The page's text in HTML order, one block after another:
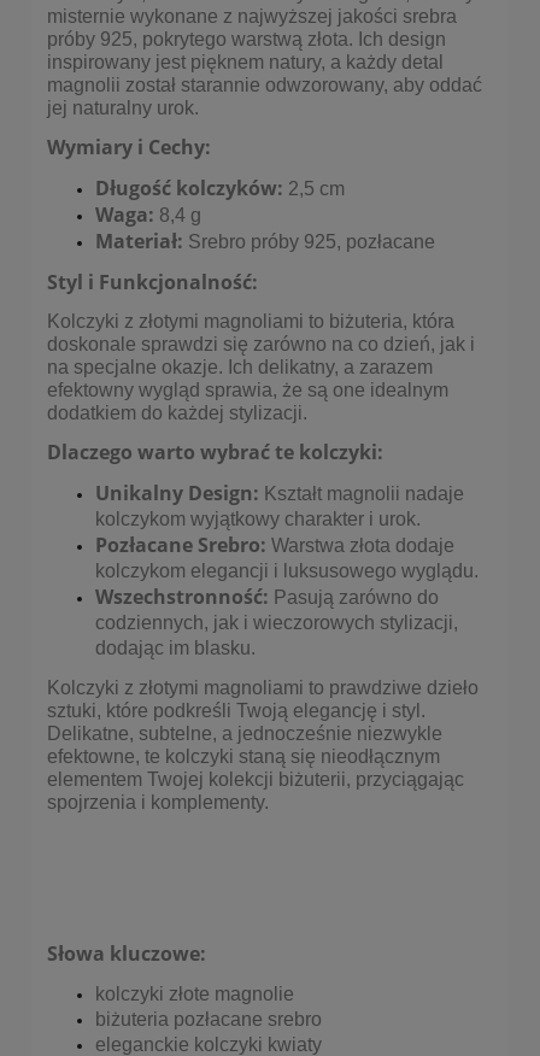
misternie wykonane z najwyższej jakości srebra
próby 925, pokrytego warstwą złota. Ich design
inspirowany jest pięknem natury, a każdy detal
magnolii został starannie odwzorowany, aby oddać
jej naturalny urok.
Wymiary i Cechy:
Długość kolczyków: 2,5 cm
Waga: 8,4 g
Materiał: Srebro próby 925, pozłacane
Styl i Funkcjonalność:
Kolczyki z złotymi magnoliami to biżuteria, która
doskonale sprawdzi się zarówno na co dzień, jak i
na specjalne okazje. Ich delikatny, a zarazem
efektowny wygląd sprawia, że są one idealnym
dodatkiem do każdej stylizacji.
Dlaczego warto wybrać te kolczyki:
Unikalny Design: Kształt magnolii nadaje
kolczykom wyjątkowy charakter i urok.
Pozłacane Srebro: Warstwa złota dodaje
kolczykom elegancji i luksusowego wyglądu.
Wszechstronność: Pasują zarówno do
codziennych, jak i wieczorowych stylizacji,
dodając im blasku.
Kolczyki z złotymi magnoliami to prawdziwe dzieło
sztuki, które podkreśli Twoją elegancję i styl.
Delikatne, subtelne, a jednocześnie niezwykle
efektowne, te kolczyki staną się nieodłącznym
elementem Twojej kolekcji biżuterii, przyciągając
spojrzenia i komplementy.
Słowa kluczowe:
kolczyki złote magnolie
biżuteria pozłacane srebro
eleganckie kolczyki kwiaty